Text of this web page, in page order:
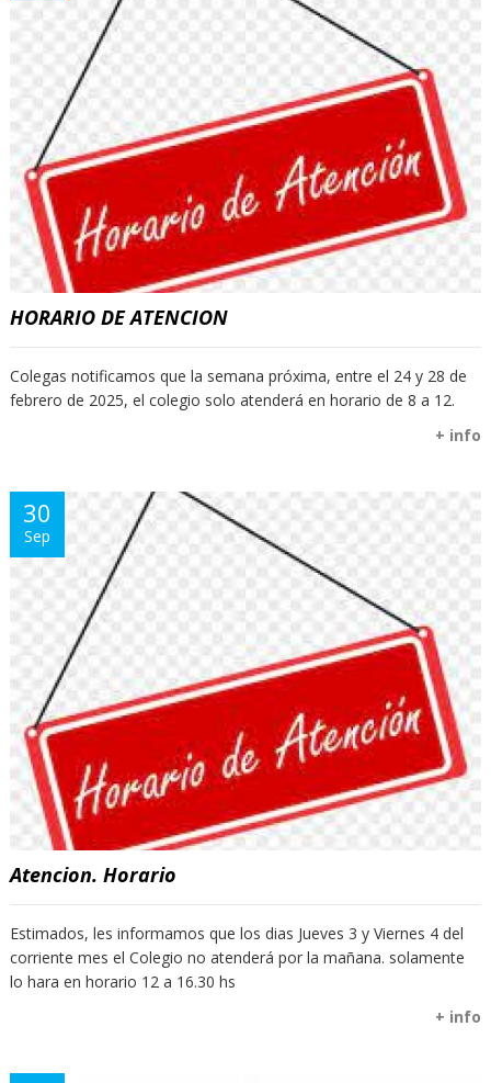
HORARIO DE ATENCION
Colegas notificamos que la semana próxima, entre el 24 y 28 de
febrero de 2025, el colegio solo atenderá en horario de 8 a 12.
+ info
30
Sep
Atencion. Horario
Estimados, les informamos que los dias Jueves 3 y Viernes 4 del
corriente mes el Colegio no atenderá por la mañana. solamente
lo hara en horario 12 a 16.30 hs
+ info